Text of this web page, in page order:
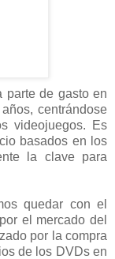
parte de gasto en
centrándose
videojuegos. Es
basados en los
la clave para
quedar con el
el mercado del
por la compra
de los DVDs en